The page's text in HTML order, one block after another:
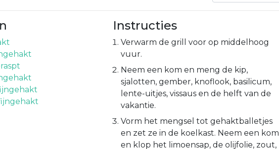
Instructies
Verwarm de grill voor op middelhoog
vuur.
Neem een kom en meng de kip,
sjalotten, gember, knoflook, basilicum,
lente-uitjes, vissaus en de helft van de
vakantie.
Vorm het mengsel tot gehaktballetjes
en zet ze in de koelkast. Neem een kom
en klop het limoensap, de olijfolie, zout,